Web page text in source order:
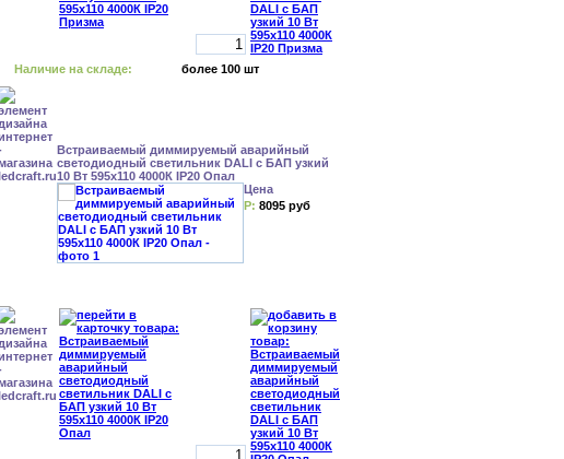
Наличие на складе: более 100 шт
Встраиваемый диммируемый аварийный
светодиодный светильник DALI с БАП узкий
10 Вт 595x110 4000К IP20 Опал
Цена
Р: 8095 руб